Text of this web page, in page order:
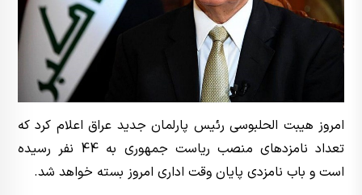
امروز هیبت الحلبوسی رئیس پارلمان جدید عراق اعلام کرد که
تعداد نامزدهای منصب ریاست جمهوری به 44 نفر رسیده
است و باب نامزدی پایان وقت اداری امروز بسته خواهد شد.